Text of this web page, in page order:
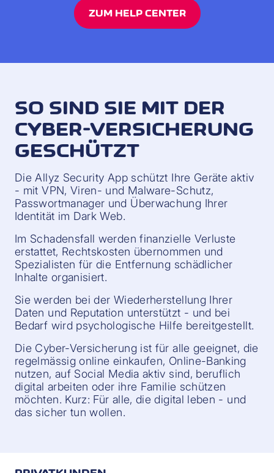
ZUM HELP CENTER
SO SIND SIE MIT DER
CYBER-VERSICHERUNG
GESCHÜTZT
Die Allyz Security App schützt Ihre Geräte aktiv
- mit VPN, Viren- und Malware-Schutz,
Passwortmanager und Überwachung Ihrer
Identität im Dark Web.
Im Schadensfall werden finanzielle Verluste
erstattet, Rechtskosten übernommen und
Spezialisten für die Entfernung schädlicher
Inhalte organisiert.
Sie werden bei der Wiederherstellung Ihrer
Daten und Reputation unterstützt - und bei
Bedarf wird psychologische Hilfe bereitgestellt.
Die Cyber-Versicherung ist für alle geeignet, die
regelmässig online einkaufen, Online-Banking
nutzen, auf Social Media aktiv sind, beruflich
digital arbeiten oder ihre Familie schützen
möchten. Kurz: Für alle, die digital leben - und
das sicher tun wollen.